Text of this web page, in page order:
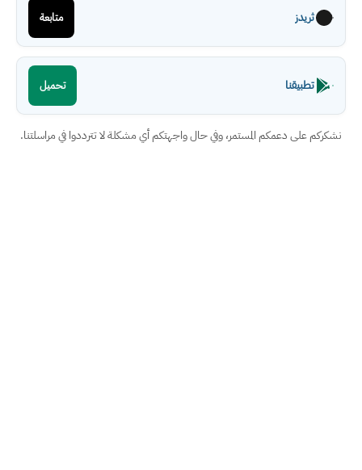
ثريدز متابعة
تطبيقنا تحميل
نشكركم على دعمكم المستمر، وفي حال واجهتكم أي مشكلة لا تترددوا في مراسلتنا.